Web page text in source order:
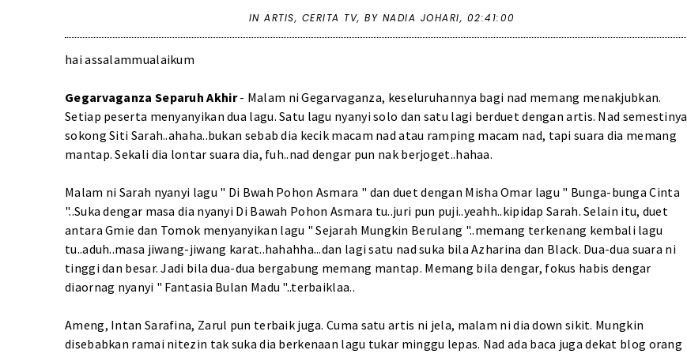
INARTIS, CERITA TV,BY NADIA JOHARI, 02:41:00
hai assalammualaikum
Gegarvaganza Separuh Akhir- Malam ni Gegarvaganza, keseluruhannya bagi nad memang menakjubkan.
Setiap peserta menyanyikan dua lagu. Satu lagu nyanyi solo dan satu lagi berduet dengan artis. Nad semestinya
sokong Siti Sarah..ahaha..bukan sebab dia kecik macam nad atau ramping macam nad, tapi suara dia memang
mantap. Sekali dia lontar suara dia, fuh..nad dengar pun nak berjoget..hahaa.
Malam ni Sarah nyanyi lagu " Di Bwah Pohon Asmara " dan duet dengan Misha Omar lagu " Bunga-bunga Cinta
"..Suka dengar masa dia nyanyi Di Bawah Pohon Asmara tu..juri pun puji..yeahh..kipidap Sarah. Selain itu, duet
antara Gmie dan Tomok menyanyikan lagu " Sejarah Mungkin Berulang "..memang terkenang kembali lagu
tu..aduh..masa jiwang-jiwang karat..hahahha...dan lagi satu nad suka bila Azharina dan Black. Dua-dua suara ni
tinggi dan besar. Jadi bila dua-dua bergabung memang mantap. Memang bila dengar, fokus habis dengar
diaornag nyanyi " Fantasia Bulan Madu "..terbaiklaa..
Ameng, Intan Sarafina, Zarul pun terbaik juga. Cuma satu artis ni jela, malam ni dia down sikit. Mungkin
disebabkan ramai nitezin tak suka dia berkenaan lagu tukar minggu lepas. Nad ada baca juga dekat blog orang